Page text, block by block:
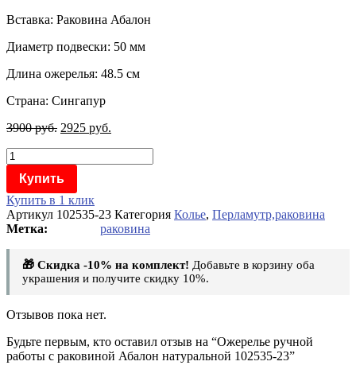
Вставка: Раковина Абалон
Диаметр подвески: 50 мм
Длина ожерелья: 48.5 см
Страна: Сингапур
3900руб. 2925 руб.
Количество
товара
Ожерелье
ручной
работы
с
натуральной
102535-
23
Купить
Купить в 1 клик
Артикул 102535-23 Категория Колье, Перламутр,раковина
раковина
🎁 Скидка -10% на комплект! Добавьте в корзину оба
украшения и получите скидку 10%.
Отзывов пока нет.
Будьте первым, кто оставил отзыв на “Ожерелье ручной
работы с раковиной Абалон натуральной 102535-23”